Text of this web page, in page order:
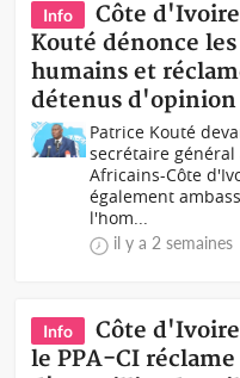
Info
Côte
Kouté dénonce
humains et
détenus d'opinion
Patrice Kouté
secrétaire
Africains-Côte
également
l'hom...
il y a 2 semaines
Info
Côte
le PPA-CI